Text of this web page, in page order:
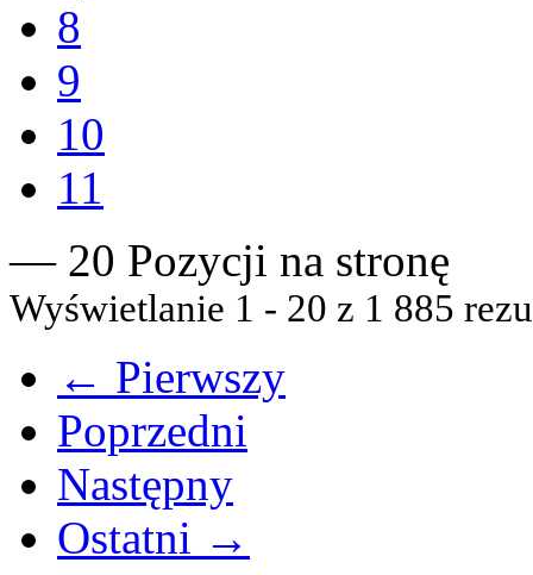
8
9
10
11
— 20 Pozycji na stronę
Wyświetlanie 1 - 20 z 1 885
← Pierwszy
Poprzedni
Następny
Ostatni →